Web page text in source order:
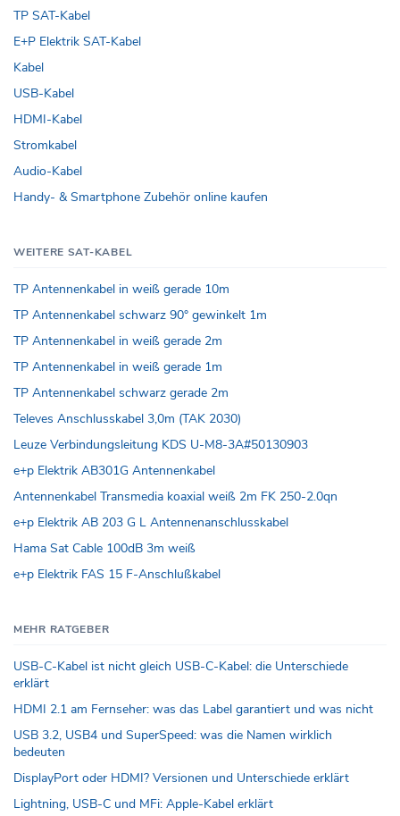
TP SAT-Kabel
E+P Elektrik SAT-Kabel
Kabel
USB-Kabel
HDMI-Kabel
Stromkabel
Audio-Kabel
Handy- & Smartphone Zubehör online kaufen
WEITERE SAT-KABEL
TP Antennenkabel in weiß gerade 10m
TP Antennenkabel schwarz 90° gewinkelt 1m
TP Antennenkabel in weiß gerade 2m
TP Antennenkabel in weiß gerade 1m
TP Antennenkabel schwarz gerade 2m
Televes Anschlusskabel 3,0m (TAK 2030)
Leuze Verbindungsleitung KDS U-M8-3A#50130903
e+p Elektrik AB301G Antennenkabel
Antennenkabel Transmedia koaxial weiß 2m FK 250-2.0qn
e+p Elektrik AB 203 G L Antennenanschlusskabel
Hama Sat Cable 100dB 3m weiß
e+p Elektrik FAS 15 F-Anschlußkabel
MEHR RATGEBER
USB-C-Kabel ist nicht gleich USB-C-Kabel: die Unterschiede
erklärt
HDMI 2.1 am Fernseher: was das Label garantiert und was nicht
USB 3.2, USB4 und SuperSpeed: was die Namen wirklich
bedeuten
DisplayPort oder HDMI? Versionen und Unterschiede erklärt
Lightning, USB-C und MFi: Apple-Kabel erklärt